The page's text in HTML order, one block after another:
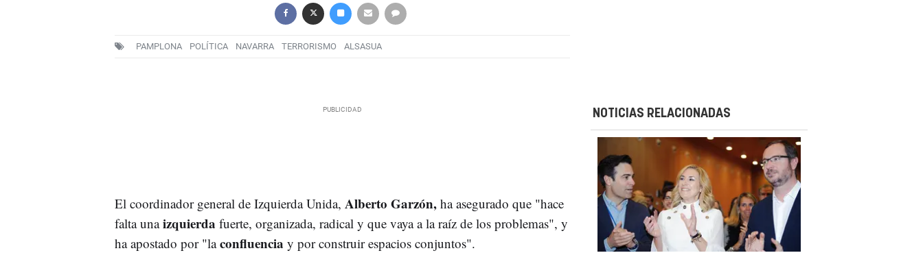
PAMPLONA POLÍTICA NAVARRA TERRORISMO ALSASUA
El coordinador general de Izquierda Unida, Alberto Garzón,ha asegurado que "hace
falta unaizquierda fuerte, organizada, radical y que vaya a la raíz de los problemas", y
ha apostado por "laconfluencia y por construir espacios conjuntos".
NOTICIAS RELACIONADAS